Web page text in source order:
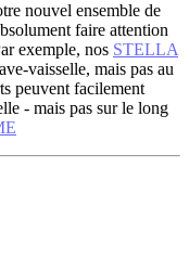
nouvel ensemble de
faire attention
exemple, nos STELLA
vaisselle, mais pas au
peuvent facilement
- mais pas sur le long